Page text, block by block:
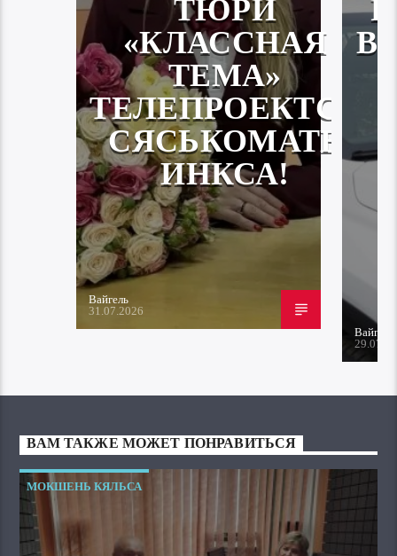
ТЮРИ
«КЛАССНАЯ
ТЕМА»
ТЕЛЕПРОЕКТСА
СЯСЬКОМАТЬ
ИНКСА!
Вайгель
31.07.2026
Вайгель
ВАМ ТАКЖЕ МОЖЕТ ПОНРАВИТЬСЯ
МОКШЕНЬ КЯЛЬСА